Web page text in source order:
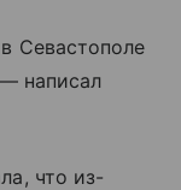
Севастополе
написал
что из-